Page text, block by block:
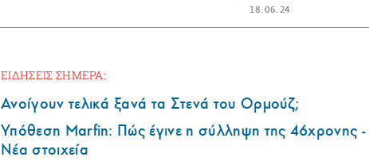
18.06.24
ΕΙΔΗΣΕΙΣ ΣΗΜΕΡΑ:
Ανοίγουν τελικά ξανά τα Στενά του Ορμούζ;
Υπόθεση Marfin: Πώς έγινε η σύλληψη της 46χρονης -
Νέα στοιχεία